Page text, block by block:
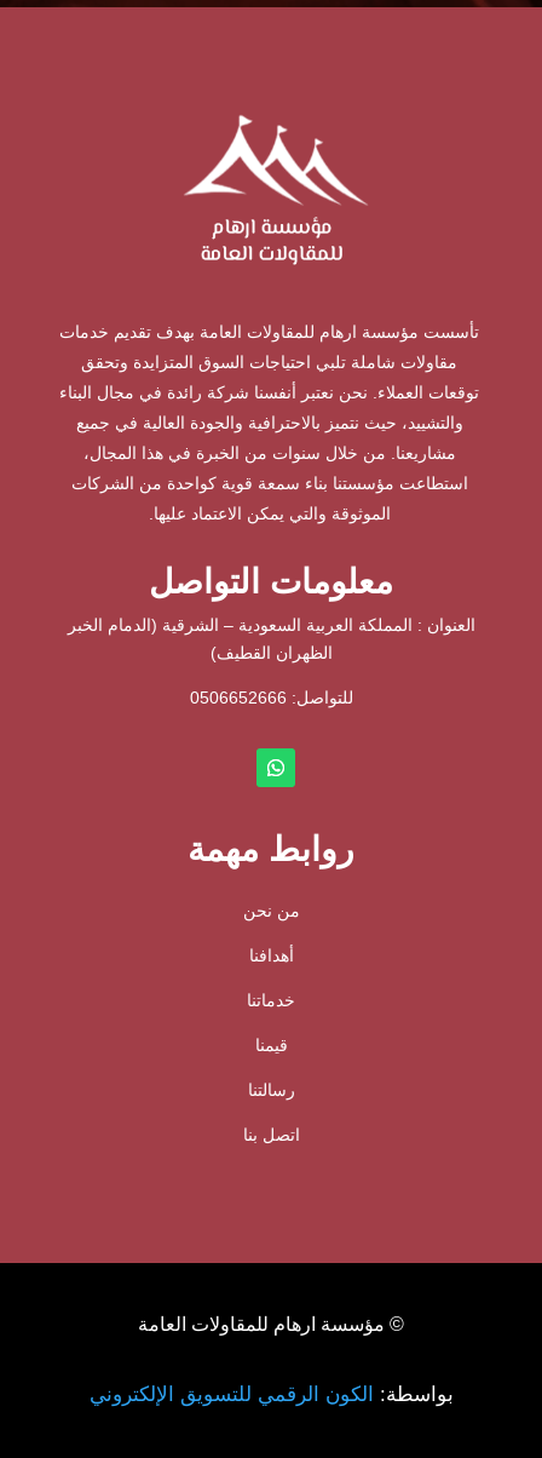
تأسست مؤسسة ارهام للمقاولات العامة بهدف تقديم خدمات
مقاولات شاملة تلبي احتياجات السوق المتزايدة وتحقق
توقعات العملاء. نحن نعتبر أنفسنا شركة رائدة في مجال البناء
والتشييد، حيث نتميز بالاحترافية والجودة العالية في جميع
مشاريعنا. من خلال سنوات من الخبرة في هذا المجال،
استطاعت مؤسستنا بناء سمعة قوية كواحدة من الشركات
الموثوقة والتي يمكن الاعتماد عليها.
معلومات التواصل
العنوان : المملكة العربية السعودية – الشرقية (الدمام الخبر
الظهران القطيف)
للتواصل: ⁦ 0506652666
روابط مهمة
من نحن
أهدافنا
خدماتنا
قيمنا
رسالتنا
اتصل بنا
© مؤسسة ارهام للمقاولات العامة
بواسطة: الكون الرقمي للتسويق الإلكتروني